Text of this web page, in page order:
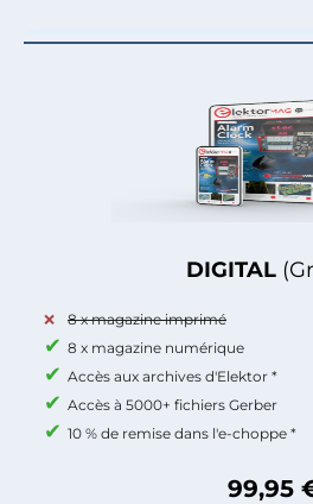
DIGITAL
8 x magazine imprimé
8 x magazine numérique
Accès aux archives d'Elektor *
Accès à 5000+ fichiers Gerber
10 % de remise dans l'e-choppe *
99,95